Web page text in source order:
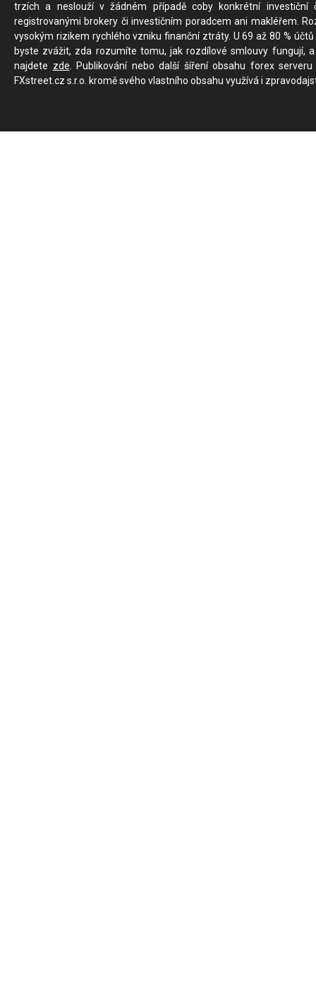
trzích a neslouží v žádném případě coby konkrétní investiční
registrovanými brokery či investičním poradcem ani makléřem.
vysokým rizikem rychlého vzniku finanční ztráty. U 69 až 80 %
byste zvážit, zda rozumíte tomu, jak rozdílové smlouvy fungují,
najdete zde. Publikování nebo další šíření obsahu forex
FXstreet.cz s.r.o. kromě svého vlastního obsahu využívá i